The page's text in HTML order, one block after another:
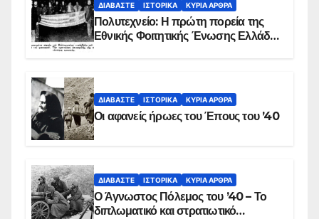
ΔΙΑΒΆΣΤΕ ΙΣΤΟΡΙΚΆ ΚΥΡΙΑ ΑΡΘΡΑ
Πολυτεχνείο: Η πρώτη πορεία της
Εθνικής Φοιτητικής Ένωσης Ελλάδος
ΔΙΑΒΆΣΤΕ ΙΣΤΟΡΙΚΆ ΚΥΡΙΑ ΑΡΘΡΑ
Οι αφανείς ήρωες του Έπους του ’40
ΔΙΑΒΆΣΤΕ ΙΣΤΟΡΙΚΆ ΚΥΡΙΑ ΑΡΘΡΑ
Ο Άγνωστος Πόλεμος του ’40 – Το
διπλωματικό και στρατιωτικό